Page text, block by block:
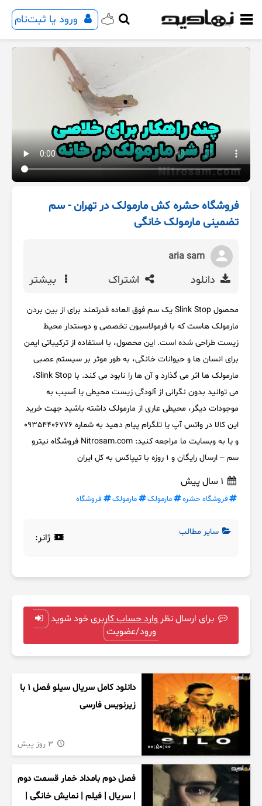
ورود یا ثبت‌نام
فروشگاه حشره کش مارمولک در تهران - سم
تضمینی مارمولک خانگی
aria sam
دانلود اشتراک بیشتر
محصول Slink Stop یک سم فوق العاده قدرتمند برای از بین بردن
مارمولک هاست که با فرمولاسیون تخصصی و دوستدار محیط
زیست طراحی شده است. این محصول، با استفاده از ترکیباتی ایمن
برای انسان ها و حیوانات خانگی، به طور موثر بر سیستم عصبی
مارمولک ها اثر می گذارد و آن ها را نابود می کند. با Slink Stop،
می توانید بدون نگرانی از آلودگی زیست محیطی یا آسیب به
موجودات دیگر، محیطی عاری از مارمولک داشته باشید جهت خرید
این کالا در واتس آپ یا تلگرام پیام دهید به شماره 09354406776
و یا به وبسایت ما مراجعه کنید: Nitrosam.com فروشگاه نیترو
سم – ارسال رایگان و 1 روزه با تیپاکس به کل ایران
فروشگاه حشره مارمولک مارمولک فروشگاه
سایر مطالب ژانر:
برای ارسال نظر وارد حساب کاربری خود شوید
ورود/عضویت
00:50:00
دانلود کامل سریال سیلو فصل ۱ با
زیرنویس فارسی
فصل دوم بامداد خمار قسمت دوم
| سریال | فیلم | نمایش خانگی |